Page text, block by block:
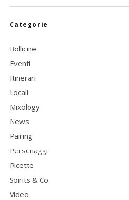
Categorie
Bollicine
Eventi
Itinerari
Locali
Mixology
News
Pairing
Personaggi
Ricette
Spirits & Co.
Video